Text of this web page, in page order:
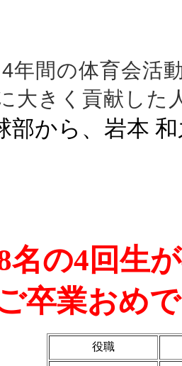
年間の体育会活
大きく貢献した
部から、岩本
名の4回生
卒業おめ
役職